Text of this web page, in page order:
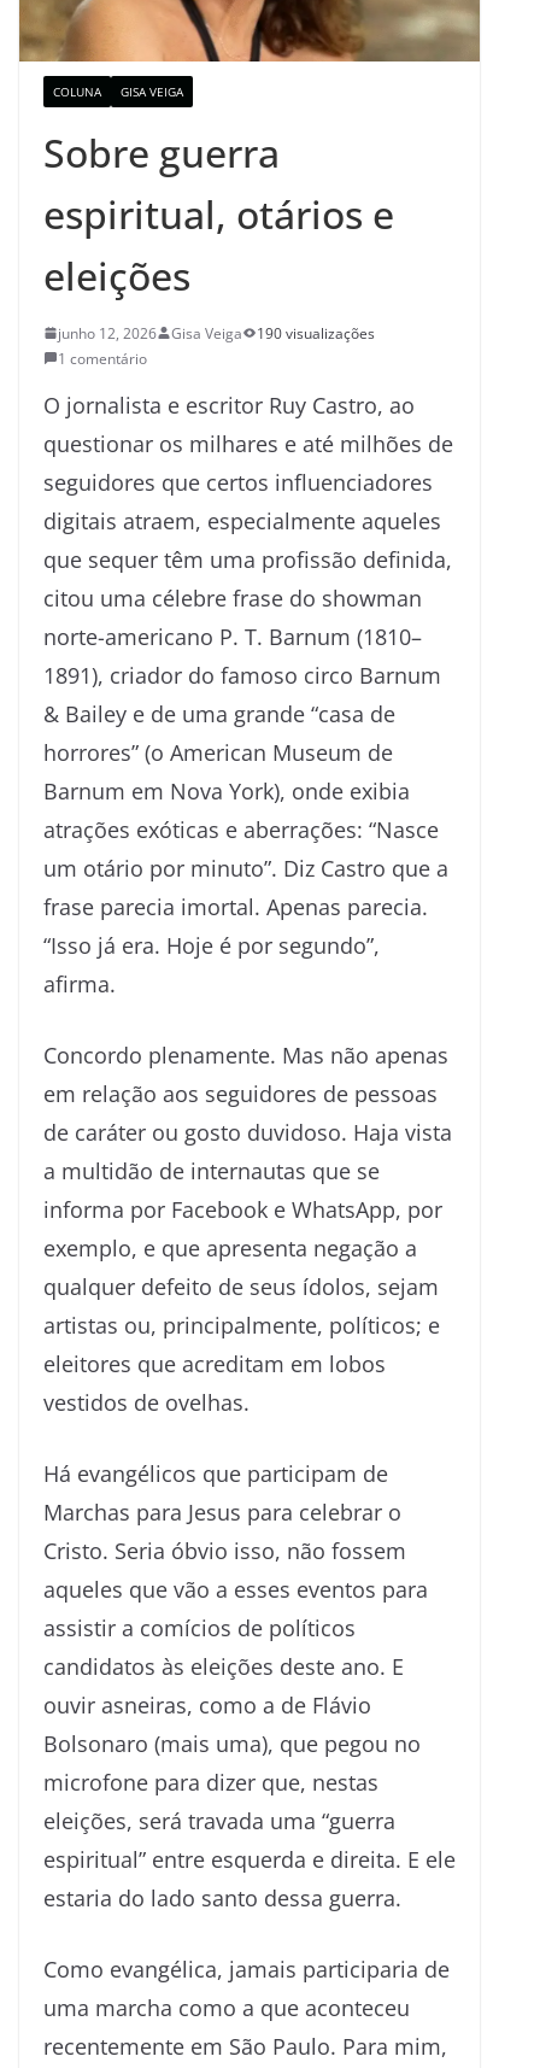
COLUNA GISA VEIGA
Sobre guerra
espiritual, otários e
eleições
junho 12, 2026 Gisa Veiga
190 visualizações
1 comentário
O jornalista e escritor Ruy Castro, ao
questionar os milhares e até milhões de
seguidores que certos influenciadores
digitais atraem, especialmente aqueles
que sequer têm uma profissão definida,
citou uma célebre frase do showman
norte-americano P. T. Barnum (1810–
1891), criador do famoso circo Barnum
& Bailey e de uma grande “casa de
horrores” (o American Museum de
Barnum em Nova York), onde exibia
atrações exóticas e aberrações: “Nasce
um otário por minuto”. Diz Castro que a
frase parecia imortal. Apenas parecia.
“Isso já era. Hoje é por segundo”,
afirma.
Concordo plenamente. Mas não apenas
em relação aos seguidores de pessoas
de caráter ou gosto duvidoso. Haja vista
a multidão de internautas que se
informa por Facebook e WhatsApp, por
exemplo, e que apresenta negação a
qualquer defeito de seus ídolos, sejam
artistas ou, principalmente, políticos; e
eleitores que acreditam em lobos
vestidos de ovelhas.
Há evangélicos que participam de
Marchas para Jesus para celebrar o
Cristo. Seria óbvio isso, não fossem
aqueles que vão a esses eventos para
assistir a comícios de políticos
candidatos às eleições deste ano. E
ouvir asneiras, como a de Flávio
Bolsonaro (mais uma), que pegou no
microfone para dizer que, nestas
eleições, será travada uma “guerra
espiritual” entre esquerda e direita. E ele
estaria do lado santo dessa guerra.
Como evangélica, jamais participaria de
uma marcha como a que aconteceu
recentemente em São Paulo. Para mim,